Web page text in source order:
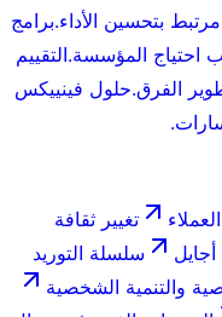
بتحسين الأداء.برامج
احتياج المؤسسة.التقييم
الفرق.حلول فينييكس
تغيير ثقافة
أجايل
سلسلة التوريد
والتنمية الشخصية